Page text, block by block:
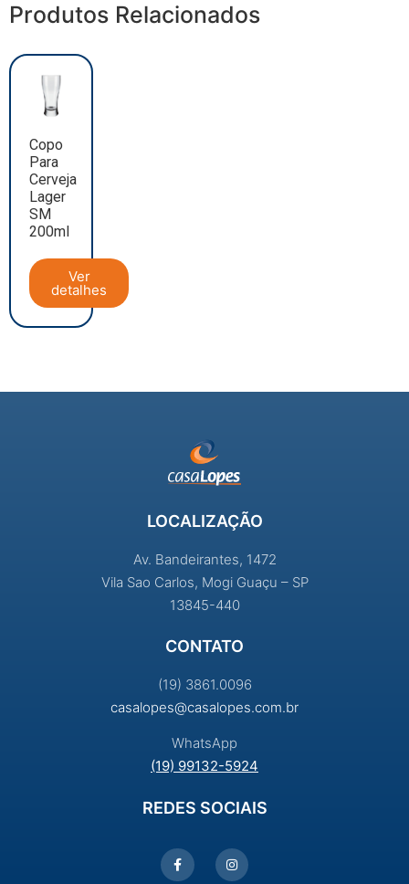
Produtos Relacionados
Copo
Para
Cerveja
Lager
SM
200ml
Ver
detalhes
LOCALIZAÇÃO
Av. Bandeirantes, 1472
Vila Sao Carlos, Mogi Guaçu – SP
13845-440
CONTATO
(19) 3861.0096
casalopes@casalopes.com.br
WhatsApp
(19) 99132-5924
REDES SOCIAIS